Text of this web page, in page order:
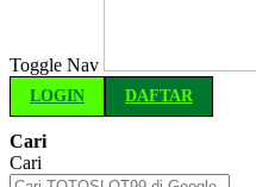
Toggle Nav
LOGIN DAFTAR
Cari
Cari